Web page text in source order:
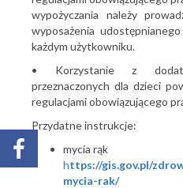
wypożyczania należy
wyposażenia
każdym użytkowniku.
• Korzystanie z
przeznaczonych dla dzieci
regulacjami obowiązującego
Przydatne instrukcje:
mycia rąk
https://gis.gov.pl/
mycia-rak/